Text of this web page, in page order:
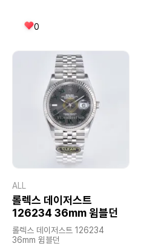
0
ALL
롤렉스 데이저스트
126234 36mm 윔블던
롤렉스 데이저스트 126234
36mm 윔블던